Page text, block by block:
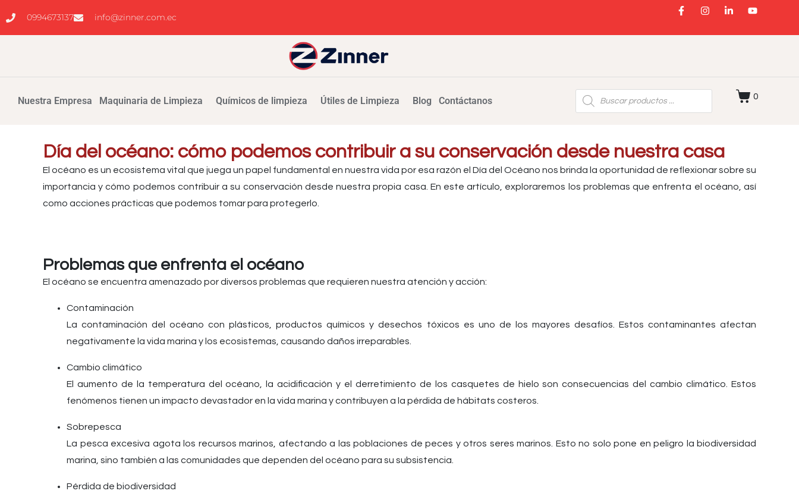
0994673137 info@zinner.com.ec
Nuestra Empresa Maquinaria de Limpieza Químicos de limpieza Útiles de Limpieza Blog Contáctanos 0
Día del océano: cómo podemos contribuir a su conservación desde nuestra casa
El océano es un ecosistema vital que juega un papel fundamental en nuestra vida por esa razón el Día del Océano nos brinda la oportunidad de reflexionar sobre su
importancia y cómo podemos contribuir a su conservación desde nuestra propia casa. En este artículo, exploraremos los problemas que enfrenta el océano, así
como acciones prácticas que podemos tomar para protegerlo.
Problemas que enfrenta el océano
El océano se encuentra amenazado por diversos problemas que requieren nuestra atención y acción:
Contaminación
La contaminación del océano con plásticos, productos químicos y desechos tóxicos es uno de los mayores desafíos. Estos contaminantes afectan
negativamente la vida marina y los ecosistemas, causando daños irreparables.
Cambio climático
El aumento de la temperatura del océano, la acidificación y el derretimiento de los casquetes de hielo son consecuencias del cambio climático. Estos
fenómenos tienen un impacto devastador en la vida marina y contribuyen a la pérdida de hábitats costeros.
Sobrepesca
La pesca excesiva agota los recursos marinos, afectando a las poblaciones de peces y otros seres marinos. Esto no solo pone en peligro la biodiversidad
marina, sino también a las comunidades que dependen del océano para su subsistencia.
Pérdida de biodiversidad